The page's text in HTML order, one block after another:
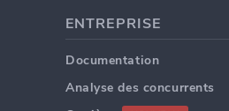
ENTREPRISE
Documentation
Analyse des concurrents